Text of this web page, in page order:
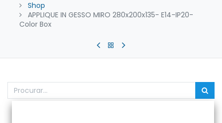
Shop
APPLIQUE IN GESSO MIRO 280x200x135- E14-IP20-
Color Box